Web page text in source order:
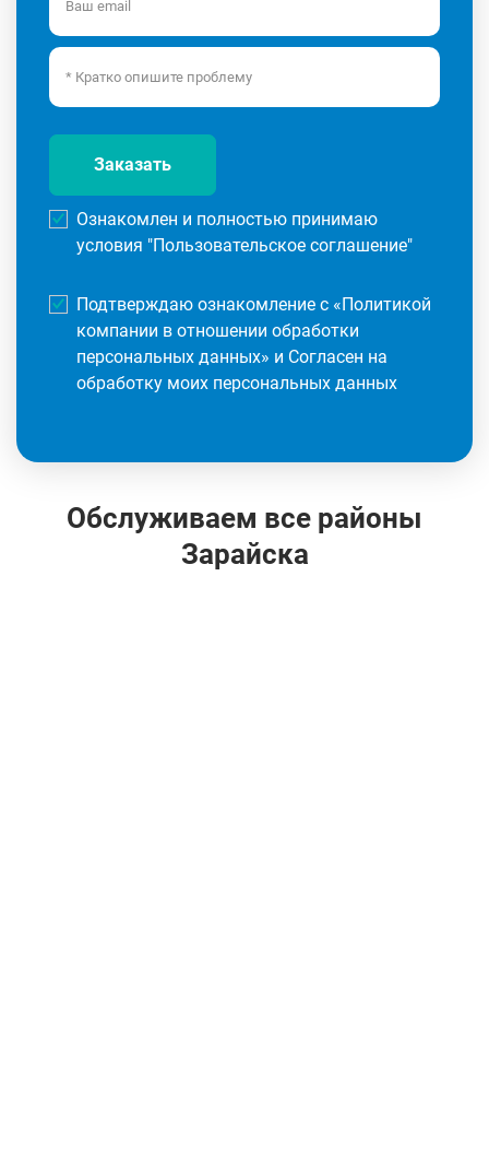
Заказать
Ознакомлен и полностью принимаю
условия "Пользовательское соглашение"
Подтверждаю ознакомление с «Политикой
компании в отношении обработки
персональных данных» и Согласен на
обработку моих персональных данных
Обслуживаем все районы
Зарайска